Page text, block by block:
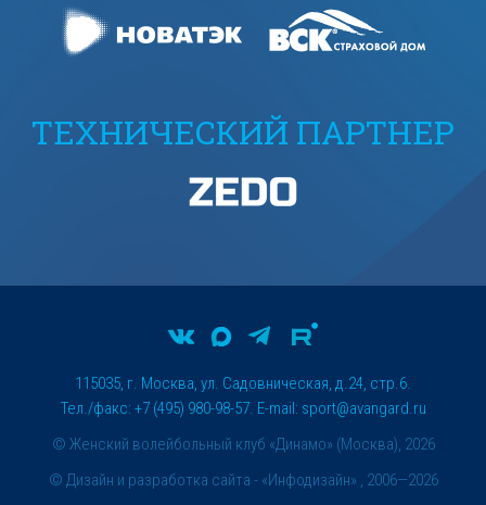
ТЕХНИЧЕСКИЙ ПАРТНЕР
© Женский волейбольный клуб «Динамо» (Москва), 2026
115035, г. Москва, ул. Садовническая, д.24, стр.6.
Тел./факс: +7 (495) 980-98-57. E-mail: sport@avangard.ru
© Дизайн и разработка сайта - «Инфодизайн» , 2006—2026